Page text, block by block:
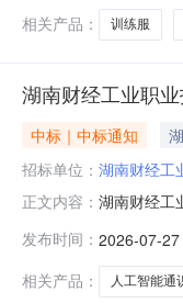
相关产品：
训练服
湖南财经工业职
中标｜中标通知
招标单位： 湖南财经工
正文内容： 湖南财经工
发布时间： 2026-07-
相关产品：
人工智能通